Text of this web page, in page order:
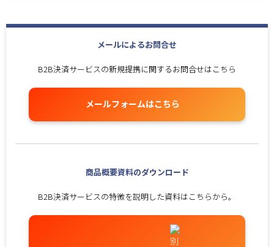
メールによるお問合せ
B2B決済サービスの新規提携に関するお問合せはこちら
メールフォームはこちら
商品概要資料のダウンロード
B2B決済サービスの特徴を説明した資料はこちらから。